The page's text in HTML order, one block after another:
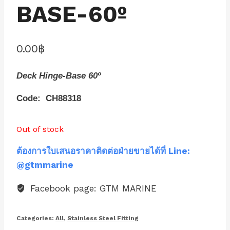
BASE-60º
0.00฿
Deck Hinge-Base 60º
Code: CH88318
Out of stock
ต้องการใบเสนอราคาติดต่อฝ่ายขายได้ที่ Line:
@gtmmarine
Facebook page: GTM MARINE
Categories: All, Stainless Steel Fitting